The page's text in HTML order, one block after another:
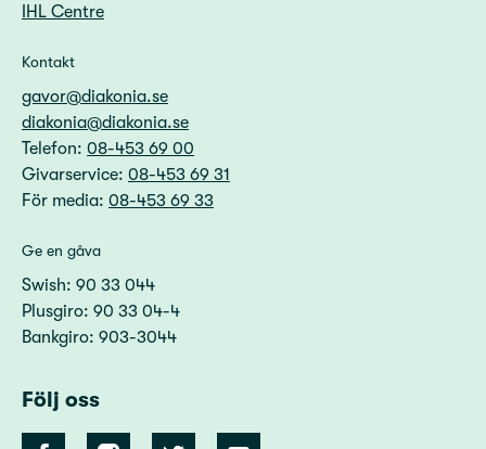
IHL Centre
Kontakt
gavor@diakonia.se
diakonia@diakonia.se
Telefon: 08-453 69 00
Givarservice: 08-453 69 31
För media: 08-453 69 33
Ge en gåva
Swish: 90 33 044
Plusgiro: 90 33 04-4
Bankgiro: 903-3044
Följ oss